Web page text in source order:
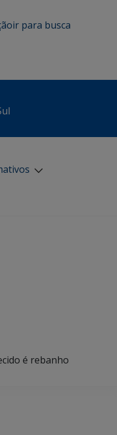
ir para busca
é rebanho